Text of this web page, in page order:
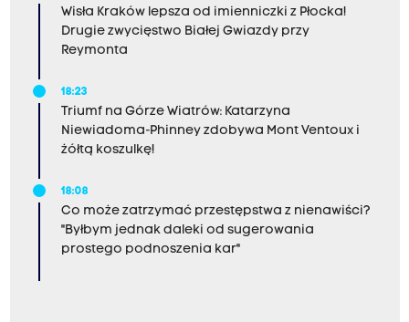
Wisła Kraków lepsza od imienniczki z Płocka!
Drugie zwycięstwo Białej Gwiazdy przy
Reymonta
18:23
Triumf na Górze Wiatrów: Katarzyna
Niewiadoma-Phinney zdobywa Mont Ventoux i
żółtą koszulkę!
18:08
Co może zatrzymać przestępstwa z nienawiści?
"Byłbym jednak daleki od sugerowania
prostego podnoszenia kar"